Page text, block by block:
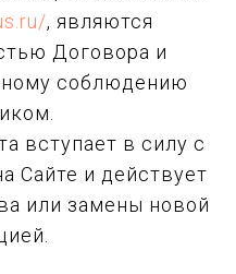
, являются
Договора и
соблюдению
вступает в силу с
Сайте и действует
или замены новой